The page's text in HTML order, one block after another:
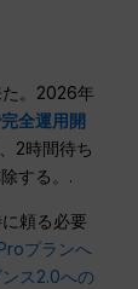
。2026年
全運用開
2時間待ち
する。.
頼る必要
プランへ
ンス2.0への